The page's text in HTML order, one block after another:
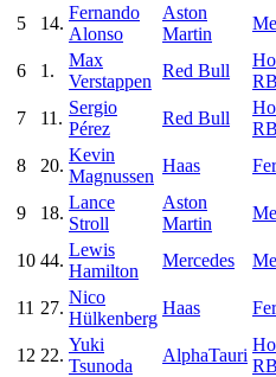
5
14.
Fernando
Alonso
Aston
Martin
6
1.
Max
Verstappen
Red Bull
7
11.
Sergio
Pérez
Red Bull
8
20.
Kevin
Magnussen
Haas
9
18.
Lance
Stroll
Aston
Martin
10 44.
Lewis
Hamilton
Mercedes
11 27.
Nico
Hülkenberg
Haas
12 22.
Yuki
Tsunoda
AlphaTauri